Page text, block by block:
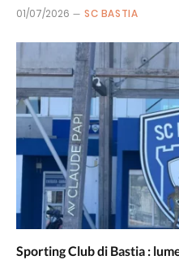
01/07/2026 SC BASTIA
Sporting Club di Bastia :